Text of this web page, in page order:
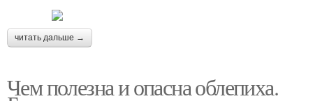
читать дальше →
Чем полезна и опасна облепиха.